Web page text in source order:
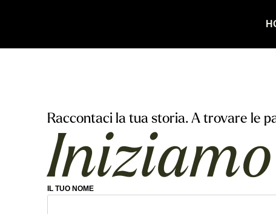
Raccontaci la tua storia. A trovare le
IL TUO NOME